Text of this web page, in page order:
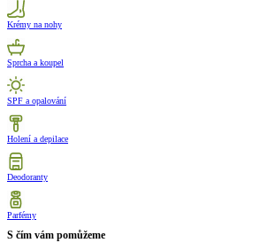
Krémy na nohy
Sprcha a koupel
SPF a opalování
Holení a depilace
Deodoranty
Parfémy
S čím vám pomůžeme